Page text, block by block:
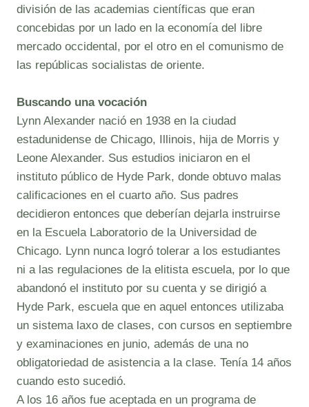
división de las academias científicas que eran
concebidas por un lado en la economía del libre
mercado occidental, por el otro en el comunismo de
las repúblicas socialistas de oriente.
Buscando una vocación
Lynn Alexander nació en 1938 en la ciudad
estadunidense de Chicago, Illinois, hija de Morris y
Leone Alexander. Sus estudios iniciaron en el
instituto público de Hyde Park, donde obtuvo malas
calificaciones en el cuarto año. Sus padres
decidieron entonces que deberían dejarla instruirse
en la Escuela Laboratorio de la Universidad de
Chicago. Lynn nunca logró tolerar a los estudiantes
ni a las regulaciones de la elitista escuela, por lo que
abandonó el instituto por su cuenta y se dirigió a
Hyde Park, escuela que en aquel entonces utilizaba
un sistema laxo de clases, con cursos en septiembre
y examinaciones en junio, además de una no
obligatoriedad de asistencia a la clase. Tenía 14 años
cuando esto sucedió.
A los 16 años fue aceptada en un programa de